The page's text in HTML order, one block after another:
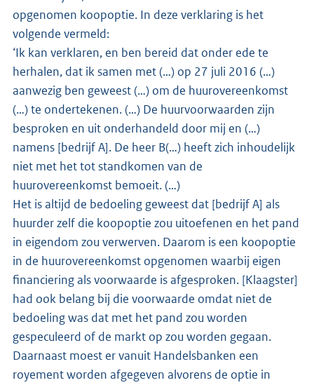
opgenomen koopoptie. In deze verklaring is het
volgende vermeld:
‘Ik kan verklaren, en ben bereid dat onder ede te
herhalen, dat ik samen met (…) op 27 juli 2016 (…)
aanwezig ben geweest (…) om de huurovereenkomst
(…) te ondertekenen. (…) De huurvoorwaarden zijn
besproken en uit onderhandeld door mij en (…)
namens [bedrijf A]. De heer B(…) heeft zich inhoudelijk
niet met het tot standkomen van de
huurovereenkomst bemoeit. (…)
Het is altijd de bedoeling geweest dat [bedrijf A] als
huurder zelf die koopoptie zou uitoefenen en het pand
in eigendom zou verwerven. Daarom is een koopoptie
in de huurovereenkomst opgenomen waarbij eigen
financiering als voorwaarde is afgesproken. [Klaagster]
had ook belang bij die voorwaarde omdat niet de
bedoeling was dat met het pand zou worden
gespeculeerd of de markt op zou worden gegaan.
Daarnaast moest er vanuit Handelsbanken een
royement worden afgegeven alvorens de optie in